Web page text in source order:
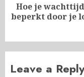
Next
post:
Hoe je
beperkt door je
Leave a Reply